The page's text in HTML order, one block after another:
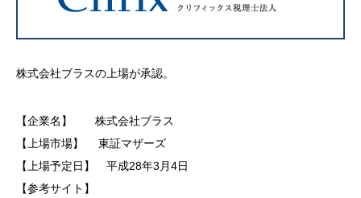
株式会社ブラスの上場が承認。
【企業名】 株式会社ブラス
【上場市場】 東証マザーズ
【上場予定日】 平成28年3月4日
【参考サイト】